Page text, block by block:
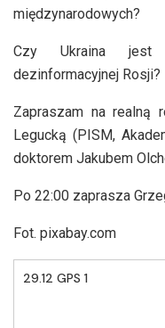
międzynarodowych?
Czy Ukraina jest
dezinformacyjnej Rosji?
Zapraszam na realną
Legucką (PISM,
doktorem Jakubem
Po 22:00 zaprasza
Fot. pixabay.com
29.12 GPS 1